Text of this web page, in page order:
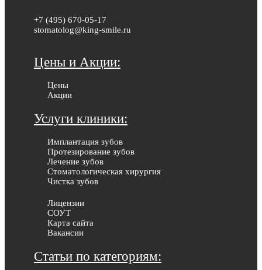
+7 (495) 670-05-17
stomatolog@king-smile.ru
Цены и Акции:
Цены
Акции
Услуги клиники:
Имплантация зубов
Протезирование зубов
Лечение зубов
Стоматологическая хирургия
Чистка зубов
Лицензии
СОУТ
Карта сайта
Вакансии
Статьи по категориям: